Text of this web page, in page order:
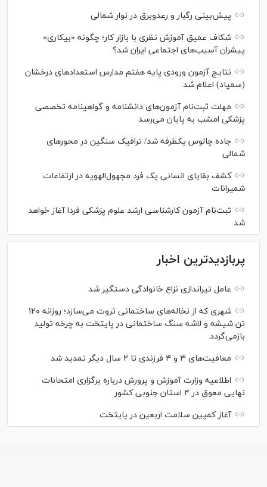
پیش‌بینی رگبار و رعدوبرق در نوار شمالی
شکاف عمیق آموزش نظری با بازار کار؛ چگونه «بیکاری»
پیشران آسیب‌های اجتماعی ایران شد؟
نتایج آزمون ورودی پایه هفتم مدارس استعدادهای درخشان
(سمپاد) اعلام شد
مهلت ثبت‌نام آزمون‌های دانشنامه و گواهینامه تخصصی
پزشکی امشب به پایان می‌رسد
جاده چالوس یکطرفه شد/ ترافیک سنگین در محورهای
شمالی
کشف بقایای انسانی یک فرد مجهول‌الهویه در ارتفاعات
شمیرانات
ثبت‌نام آزمون کارشناسی ارشد علوم پزشکی فردا آغاز خواهد
شد
پربازدیدترین اخبار
عامل تیراندازی نزاع خانوادگی دستگیر شد
شهری که از نخاله‌های ساختمانی ثروت می‌سازد؛ روزانه ۱۲۰
تن شیشه و لاشه سنگ ساختمانی در پایتخت به چرخه تولید
بازمی‌گردد
معافیت‌های ۳ و ۴ فرزندی تا ۲ سال دیگر تمدید شد
اطلاعیه وزارت آموزش و پرورش درباره برگزاری امتحانات
نهایی معوق در ۴ استان جنوبی کشور
آغاز کمپین سلامت اربعین در پایتخت